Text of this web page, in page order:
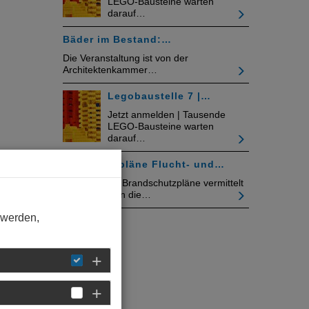
darauf…
Bäder im Bestand:…
Die Veranstaltung ist von der
Architektenkammer…
Legobaustelle 7 |…
Jetzt anmelden | Tausende
LEGO-Bausteine warten
darauf…
Feuerwehrpläne Flucht- und…
Das Seminar Brandschutzpläne vermittelt
an zwei Tagen die…